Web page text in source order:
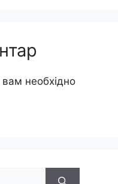
необхідно